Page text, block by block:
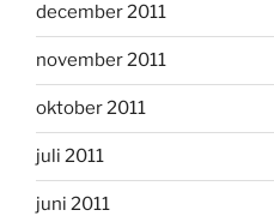
december 2011
november 2011
oktober 2011
juli 2011
juni 2011